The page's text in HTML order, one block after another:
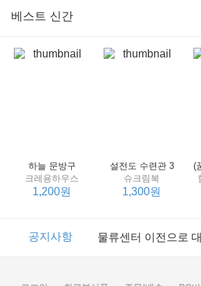
베스트 신간
하늘 문방구
크레용하우스
1,200원
설전도 수련관 3
슈크림북
1,300원
이벤트 2017년 리브피아 여름방학
공지사항 물류센터 이전으로